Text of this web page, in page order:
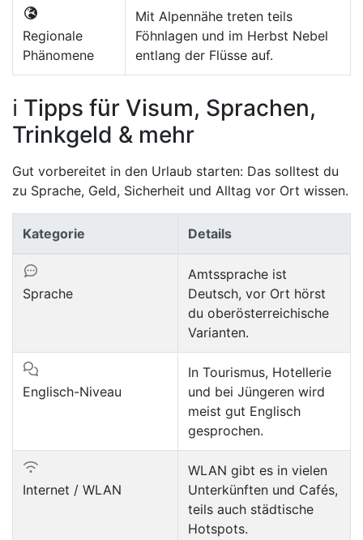
Regionale
Phänomene
Mit Alpennähe treten teils
Föhnlagen und im Herbst Nebel
entlang der Flüsse auf.
ℹ️ Tipps für Visum, Sprachen,
Trinkgeld & mehr
Gut vorbereitet in den Urlaub starten: Das solltest du
zu Sprache, Geld, Sicherheit und Alltag vor Ort wissen.
Kategorie Details
Sprache
Amtssprache ist
Deutsch, vor Ort hörst
du oberösterreichische
Varianten.
Englisch-Niveau
In Tourismus, Hotellerie
und bei Jüngeren wird
meist gut Englisch
gesprochen.
Internet / WLAN
WLAN gibt es in vielen
Unterkünften und Cafés,
teils auch städtische
Hotspots.